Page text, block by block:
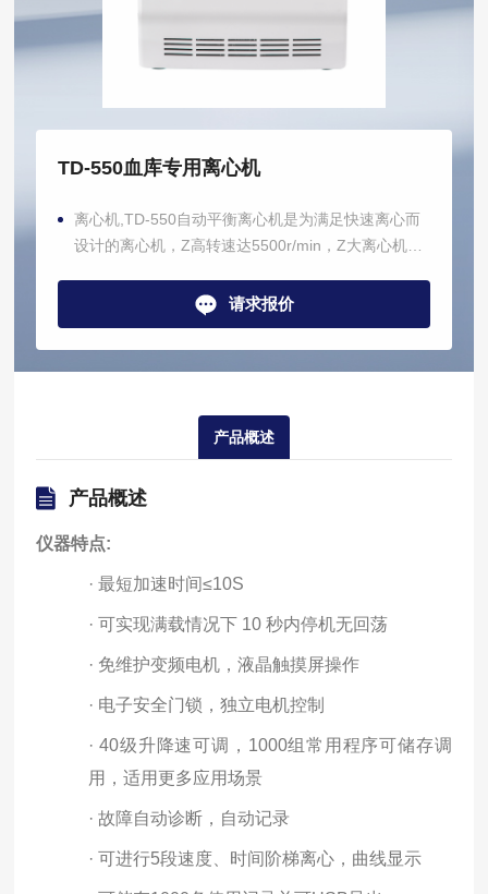
TD-550血库专用离心机
离心机,TD-550自动平衡离心机是为满足快速离心而
设计的离心机，Z高转速达5500r/min，Z大离心机力
请求报价
产品概述
产品概述
仪器特点:
·最短加速时间≤10S
·可实现满载情况下 10 秒内停机无回荡
· 免维护变频电机，液晶触摸屏操作
· 电子安全门锁，独立电机控制
·40级升降速可调，1000组常用程序可储存调
用，适用更多应用场景
·故障自动诊断，自动记录
·可进行5段速度、时间阶梯离心，曲线显示